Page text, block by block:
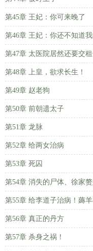
第45章 王妃：你可来晚了
第46章 王妃：你还不知道
第47章 太医院居然还要交租
第48章 上皇，欲求长生！
第49章 赵老狗
第50章 前朝遗太子
第51章 龙脉
第52章 给两女治病
第53章 死囚
第54章 消失的尸体、徐家
第55章 给李道子治病！薅羊
第56章 真正的丹方
第57章 杀身之祸！